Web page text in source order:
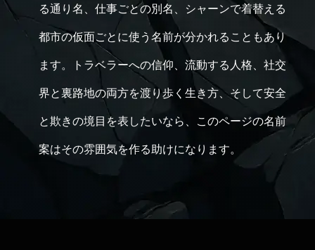
る通り名、仕事ごとの別名、シャーンで着替える
都市の仮面ごとに使う名前が分かれることもあり
ます。トラベラーへの信仰、流動する人格、社交
界と裏路地の両方を渡り歩く生き方、そして安全
と欺きの境目を表したいなら、このページの名前
案はその雰囲気を作る助けになります。